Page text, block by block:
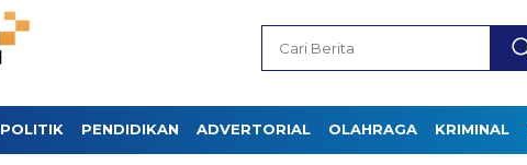
POLITIK PENDIDIKAN ADVERTORIAL OLAHRAGA KRIMINAL